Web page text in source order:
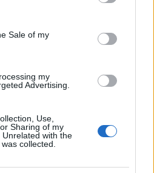
and its third-party tags to
purposes in below Google
Sale of my
my
Advertising.
Use,
Sharing of my
with the
collected.